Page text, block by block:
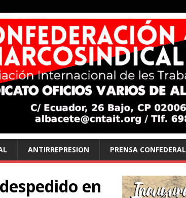
ANTIRREPRESION PRENSA CONFEDERAL
en